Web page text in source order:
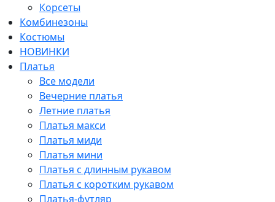
Корсеты
Комбинезоны
Костюмы
НОВИНКИ
Платья
Все модели
Вечерние платья
Летние платья
Платья макси
Платья миди
Платья мини
Платья с длинным рукавом
Платья с коротким рукавом
Платья-футляр